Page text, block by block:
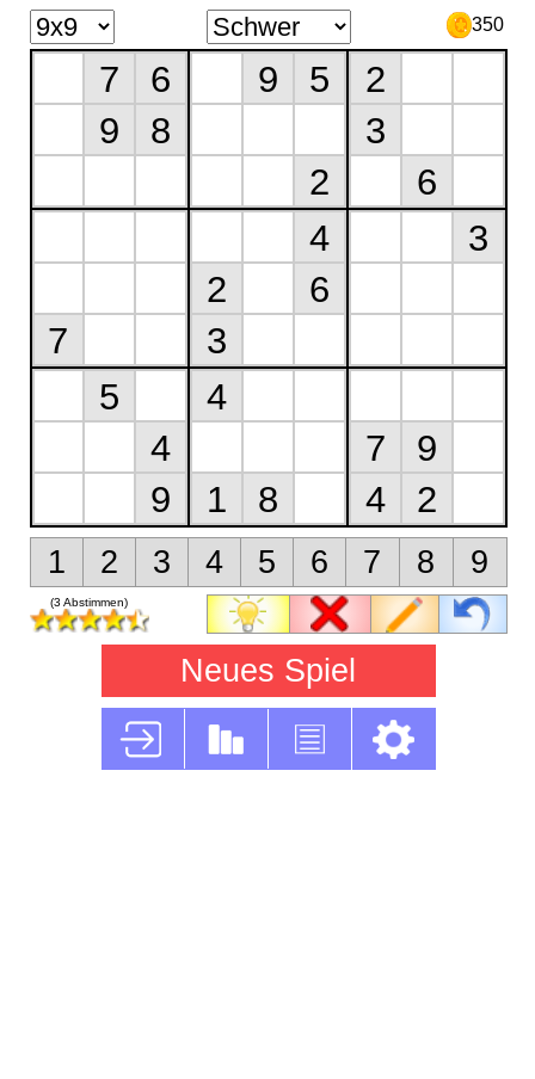
350
7
6
9
8
9 5
2
2
3
6
7
4
2
6
3
3
5
4
9
4
1 8
7
9
4
2
1 2 3 4 5 6 7 8 9
(3 Abstimmen)
Neues Spiel